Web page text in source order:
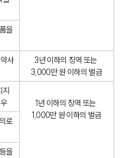
을
사
3년 이하의 징역 또는
3,000만 원 이하의 벌금
1년 이하의 징역 또는
1,000만 원 이하의 벌금
로
을